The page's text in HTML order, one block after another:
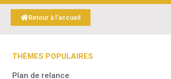
Retour à l'accueil
THÈMES POPULAIRES
Plan de relance